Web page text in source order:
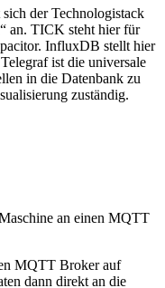
der Technologistack
an. TICK steht hier für
InfluxDB stellt hier
ist die universale
in die Datenbank zu
zuständig.
an einen MQTT
MQTT Broker auf
dann direkt an die